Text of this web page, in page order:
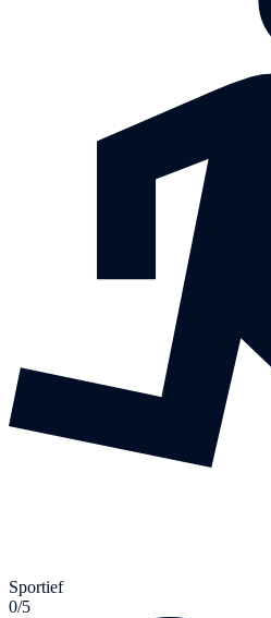
Sportief
0/5